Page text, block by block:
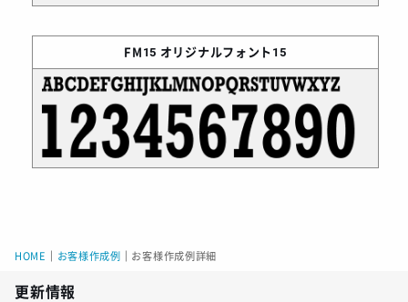
FM15 オリジナルフォント15
HOME お客様作成例 お客様作成例詳細
更新情報